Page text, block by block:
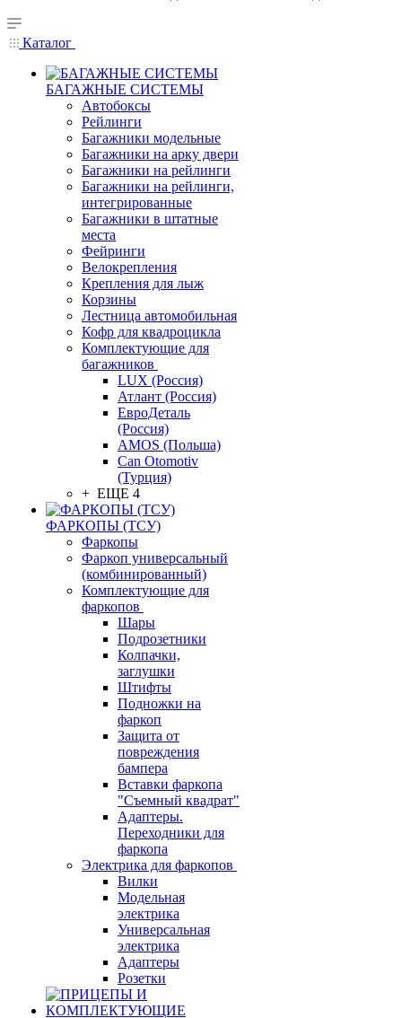
Каталог
БАГАЖНЫЕ СИСТЕМЫ
Автобоксы
Рейлинги
Багажники модельные
Багажники на арку двери
Багажники на рейлинги
Багажники на рейлинги,
интегрированные
Багажники в штатные
места
Фейринги
Велокрепления
Крепления для лыж
Корзины
Лестница автомобильная
Кофр для квадроцикла
Комплектующие для
багажников
LUX (Россия)
Атлант (Россия)
ЕвроДеталь
(Россия)
AMOS (Польша)
Can Otomotiv
(Турция)
+ ЕЩЕ 4
ФАРКОПЫ (ТСУ)
Фаркопы
Фаркоп универсальный
(комбинированный)
Комплектующие для
фаркопов
Шары
Подрозетники
Колпачки,
заглушки
Штифты
Подножки на
фаркоп
Защита от
повреждения
бампера
Вставки фаркопа
"Съемный квадрат"
Адаптеры.
Переходники для
фаркопа
Электрика для фаркопов
Вилки
Модельная
электрика
Универсальная
электрика
Адаптеры
Розетки